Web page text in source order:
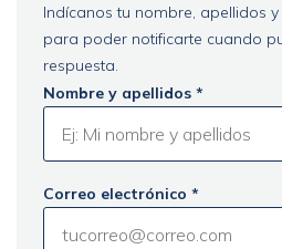
Indícanos tu nombre, apellidos
para poder notificarte cuando
respuesta.
Nombre y apellidos *
Correo electrónico *